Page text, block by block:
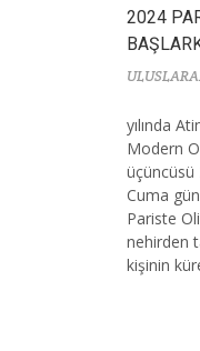
2024
yılında
Modern
Cuma
Pariste
nehirden
kişinin